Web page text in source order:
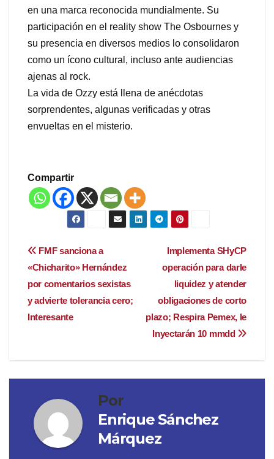
en una marca reconocida mundialmente. Su
participación en el reality show The Osbournes y
su presencia en diversos medios lo consolidaron
como un ícono cultural, incluso ante audiencias
ajenas al rock.
La vida de Ozzy está llena de anécdotas
sorprendentes, algunas verificadas y otras
envueltas en el misterio.
Compartir
Navegación
de
entradas
Implementa SHyCP
operación para darle
liquidez y atender
obligaciones de corto
plazo; Respira Pemex, le
Inyectarán 10 mmdd
FMF sanciona a
«Chicharito» Hernández
por comentarios sexistas
y advierte tolerancia cero;
Interesante
Por
Enrique Sánchez
Márquez